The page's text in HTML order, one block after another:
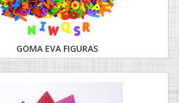
GOMA EVA FIGURAS